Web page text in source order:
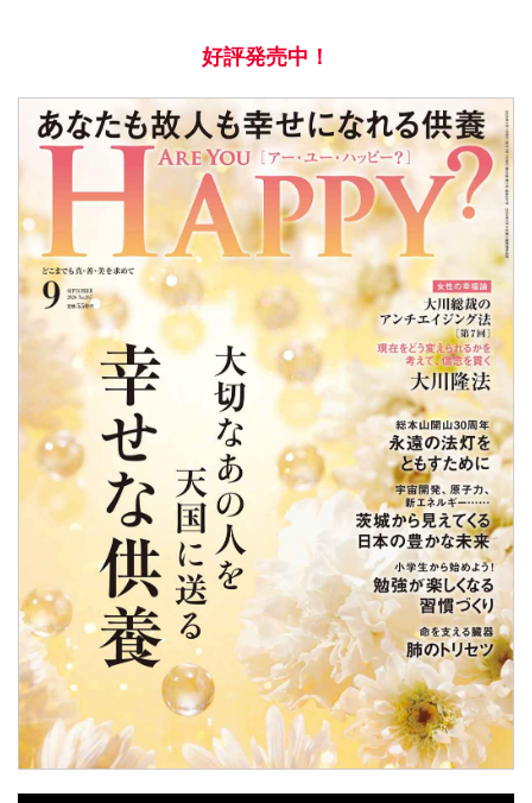
好評発売中！